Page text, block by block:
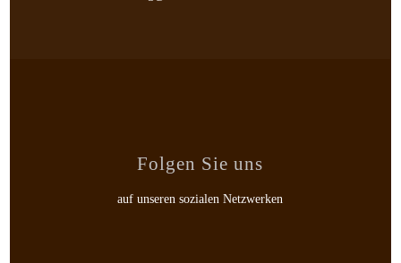
Folgen Sie uns
auf unseren sozialen Netzwerken